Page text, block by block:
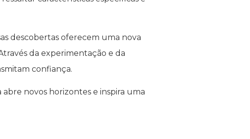
descobertas oferecem uma nova
da experimentação e da
confiança.
novos horizontes e inspira uma